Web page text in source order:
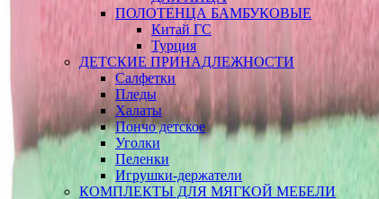
ПОЛОТЕНЦА БАМБУКОВЫЕ
Китай ГС
Турция
ДЕТСКИЕ ПРИНАДЛЕЖНОСТИ
Салфетки
Пледы
Халаты
Пончо детское
Уголки
Пеленки
Игрушки-держатели
КОМПЛЕКТЫ ДЛЯ МЯГКОЙ МЕБЕЛИ